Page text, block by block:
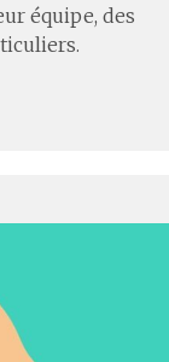
équipe, des